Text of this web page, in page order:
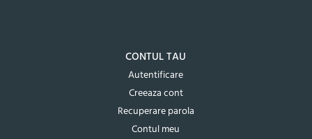
CONTUL TAU
Autentificare
Creeaza cont
Recuperare parola
Contul meu